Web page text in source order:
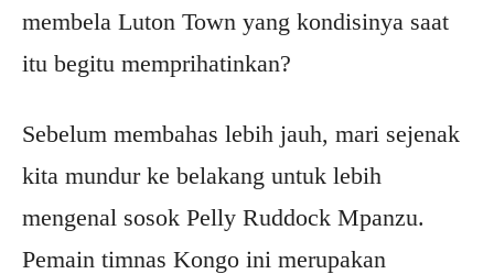
membela Luton Town yang kondisinya saat
itu begitu memprihatinkan?
Sebelum membahas lebih jauh, mari sejenak
kita mundur ke belakang untuk lebih
mengenal sosok Pelly Ruddock Mpanzu.
Pemain timnas Kongo ini merupakan